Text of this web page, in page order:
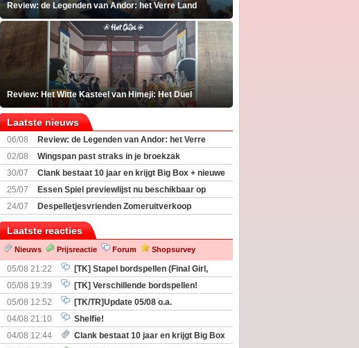
Review: de Legenden van Andor: het Verre Land
Review: Het Witte Kasteel van Himeji: Het Duel
Laatste nieuws
06/08
Review: de Legenden van Andor: het Verre
Land
02/08
Wingspan past straks in je broekzak
30/07
Clank bestaat 10 jaar en krijgt Big Box + nieuwe
uitbreiding
25/07
Essen Spiel previewlijst nu beschikbaar op
Boardgamegeek
24/07
Despelletjesvrienden Zomeruitverkoop
Laatste reacties
Nieuws Prijsreactie Forum Shopsurvey
05/08 21:22
[TK] Stapel bordspellen (Final Girl,
Nemesis Retaliation, Zombicide Invader)
05/08 19:39
[TK] Verschillende bordspellen!
05/08 12:52
[TK/TR]Update 05/08 o.a.
Prijsverlagingen, Imperium Horizons, 20 Strong
04/08 21:10
Shelfie!
04/08 12:44
Clank bestaat 10 jaar en krijgt Big Box